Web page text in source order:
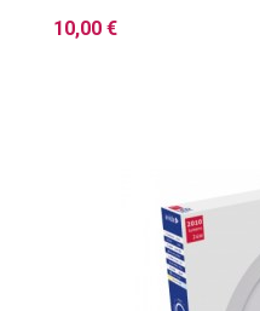
10,00 €